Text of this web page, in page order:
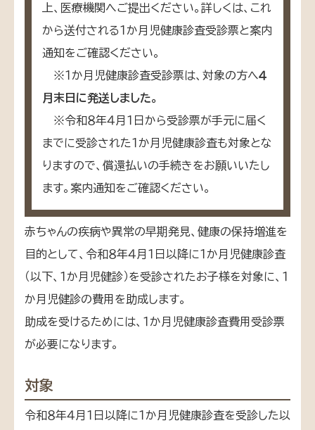
上、医療機関へご提出ください。詳しくは、これ
から送付される１か月児健康診査受診票と案内
通知をご確認ください。
※１か月児健康診査受診票は、対象の方へ４
月末日に発送しました。
※令和８年４月１日から受診票が手元に届く
までに受診された１か月児健康診査も対象とな
りますので、償還払いの手続きをお願いいたし
ます。案内通知をご確認ください。
赤ちゃんの疾病や異常の早期発見、健康の保持増進を
目的として、令和８年４月１日以降に１か月児健康診査
（以下、１か月児健診）を受診されたお子様を対象に、１
か月児健診の費用を助成します。
助成を受けるためには、１か月児健康診査費用受診票
が必要になります。
対象
令和８年４月１日以降に１か月児健康診査を受診した以